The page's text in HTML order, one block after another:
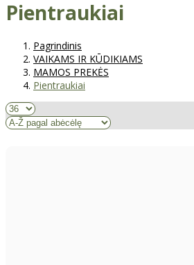
Pientraukiai
Pagrindinis
VAIKAMS IR KŪDIKIAMS
MAMOS PREKĖS
Pientraukiai